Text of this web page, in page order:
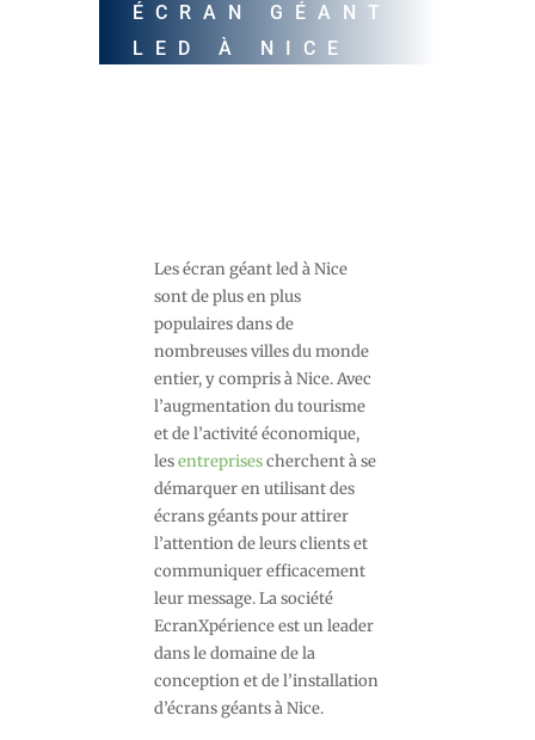
ÉCRAN GÉANT
LED À NICE
Les écran géant led à Nice
sont de plus en plus
populaires dans de
nombreuses villes du monde
entier, y compris à Nice. Avec
l’augmentation du tourisme
et de l’activité économique,
lesentreprisescherchent à se
démarquer en utilisant des
écrans géants pour attirer
l’attention de leurs clients et
communiquer efficacement
leur message. La société
EcranXpérience est un leader
dans le domaine de la
conception et de l’installation
d’écrans géants à Nice.